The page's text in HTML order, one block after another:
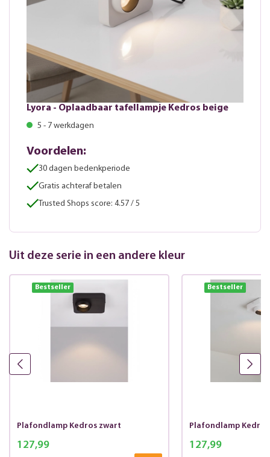
Lyora - Oplaadbaar tafellampje Kedros beige
5 - 7 werkdagen
Voordelen:
30 dagen bedenkperiode
Gratis achteraf betalen
Trusted Shops score: 4.57 / 5
Uit deze serie in een andere kleur
Bestseller
Plafondlamp Kedros zwart
127,99
Bestseller
Plafondlamp
127,99